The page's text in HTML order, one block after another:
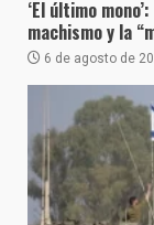
‘El último
machismo y la
6 de agosto de